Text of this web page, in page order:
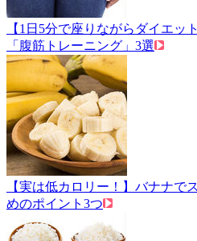
【1日5分で座りながらダイエッ
「腹筋トレーニング」3選
【実は低カロリー！】バナナで
めのポイント3つ